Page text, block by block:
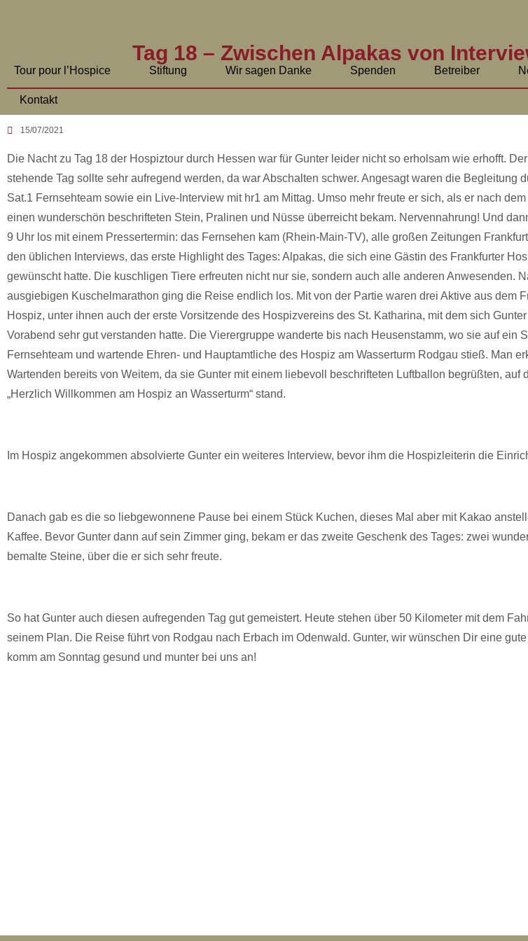
Tour pour l’Hospice Stiftung Wir sagen Danke Spenden Betreiber
Kontakt
Tag 18 – Zwischen Alpakas von
15/07/2021
Die Nacht zu Tag 18 der Hospiztour durch Hessen war für Gunter leider nicht so erholsam wie erhofft.
stehende Tag sollte sehr aufregend werden, da war Abschalten schwer. Angesagt waren die Begleitung
Sat.1 Fernsehteam sowie ein Live-Interview mit hr1 am Mittag. Umso mehr freute er sich, als er nach
einen wunderschön beschrifteten Stein, Pralinen und Nüsse überreicht bekam. Nervennahrung! Und
9 Uhr los mit einem Pressertermin: das Fernsehen kam (Rhein-Main-TV), alle großen Zeitungen
den üblichen Interviews, das erste Highlight des Tages: Alpakas, die sich eine Gästin des Frankfurter
gewünscht hatte. Die kuschligen Tiere erfreuten nicht nur sie, sondern auch alle anderen Anwesenden.
ausgiebigen Kuschelmarathon ging die Reise endlich los. Mit von der Partie waren drei Aktive aus dem
Hospiz, unter ihnen auch der erste Vorsitzende des Hospizvereins des St. Katharina, mit dem sich
Vorabend sehr gut verstanden hatte. Die Vierergruppe wanderte bis nach Heusenstamm, wo sie auf ein
Fernsehteam und wartende Ehren- und Hauptamtliche des Hospiz am Wasserturm Rodgau stieß. Man
Wartenden bereits von Weitem, da sie Gunter mit einem liebevoll beschrifteten Luftballon begrüßten, auf
„Herzlich Willkommen am Hospiz an Wasserturm“ stand.
Im Hospiz angekommen absolvierte Gunter ein weiteres Interview, bevor ihm die Hospizleiterin die
Danach gab es die so liebgewonnene Pause bei einem Stück Kuchen, dieses Mal aber mit Kakao
Kaffee. Bevor Gunter dann auf sein Zimmer ging, bekam er das zweite Geschenk des Tages: zwei
bemalte Steine, über die er sich sehr freute.
So hat Gunter auch diesen aufregenden Tag gut gemeistert. Heute stehen über 50 Kilometer mit dem
seinem Plan. Die Reise führt von Rodgau nach Erbach im Odenwald. Gunter, wir wünschen Dir eine gute
komm am Sonntag gesund und munter bei uns an!